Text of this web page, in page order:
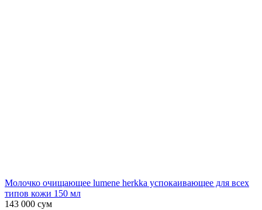
Молочко очищающее lumene herkka успокаивающее для всех
типов кожи 150 мл
143 000 сум